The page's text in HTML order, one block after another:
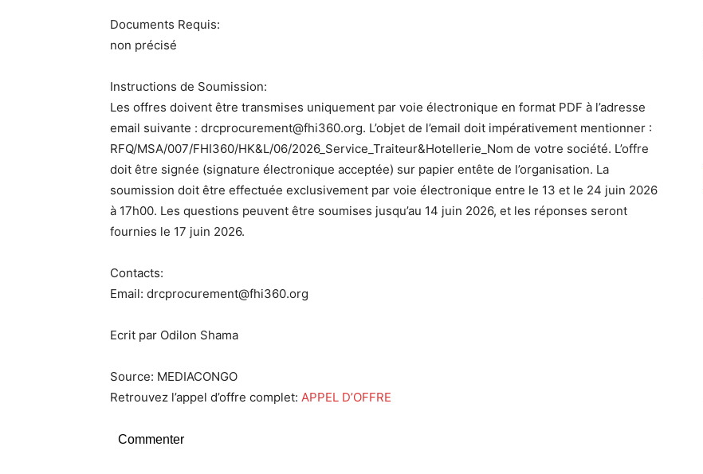
Documents Requis:
non précisé
Instructions de Soumission:
Les offres doivent être transmises uniquement par voie électronique en format PDF à l’adresse
email suivante : drcprocurement@fhi360.org. L’objet de l’email doit impérativement mentionner :
RFQ/MSA/007/FHI360/HK&L/06/2026_Service_Traiteur&Hotellerie_Nom de votre société. L’offre
doit être signée (signature électronique acceptée) sur papier entête de l’organisation. La
soumission doit être effectuée exclusivement par voie électronique entre le 13 et le 24 juin 2026
à 17h00. Les questions peuvent être soumises jusqu’au 14 juin 2026, et les réponses seront
fournies le 17 juin 2026.
Contacts:
Email: drcprocurement@fhi360.org
Ecrit par Odilon Shama
Source: MEDIACONGO
Retrouvez l’appel d’offre complet: APPEL D’OFFRE
Commenter